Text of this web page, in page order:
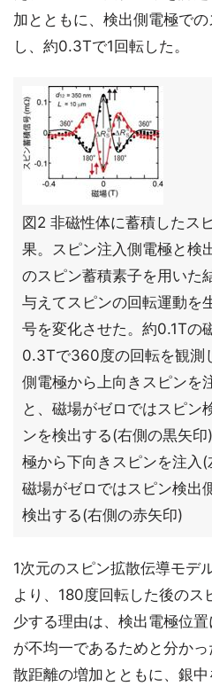
加とともに、検出側電極で
し、約0.3Tで1回転した。
図2 非磁性体に蓄積したス
果。スピン注入側電極と検
のスピン蓄積素子を用いた
与えてスピンの回転運動を
号を変化させた。約0.1Tの
0.3Tで360度の回転を観測
側電極から上向きスピンを
と、磁場がゼロではスピン
ンを検出する(右側の黒矢
極から下向きスピンを注入(
磁場がゼロではスピン検出
検出する(右側の赤矢印)
1次元のスピン拡散伝導モデ
より、180度回転した後の
少する理由は、検出電極位
が不均一であるためと分か
散距離の増加とともに、銀